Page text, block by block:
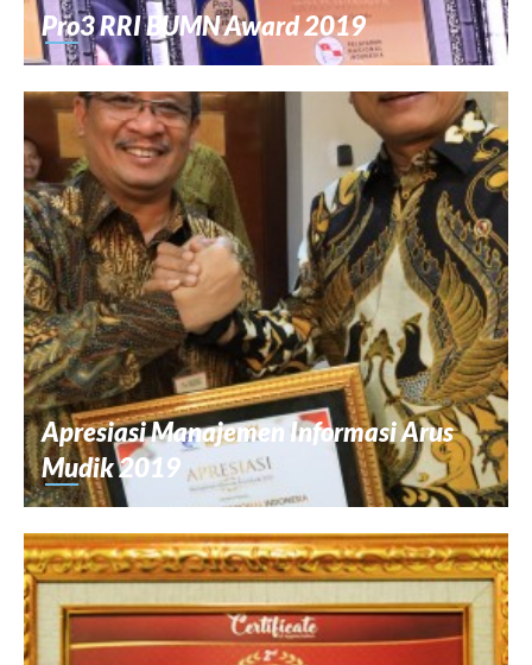
Pro3 RRI BUMN Award 2019
Apresiasi Manajemen Informasi Arus
Mudik 2019